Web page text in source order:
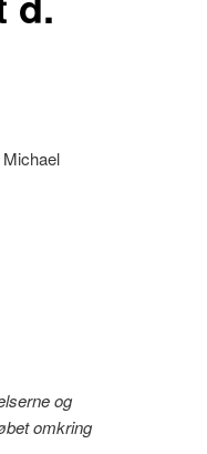
og
omkring